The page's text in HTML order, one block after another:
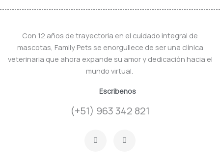
Con 12 años de trayectoria en el cuidado integral de
mascotas, Family Pets se enorgullece de ser una clínica
veterinaria que ahora expande su amor y dedicación hacia el
mundo virtual.
Escribenos
(+51) 963 342 821
a n